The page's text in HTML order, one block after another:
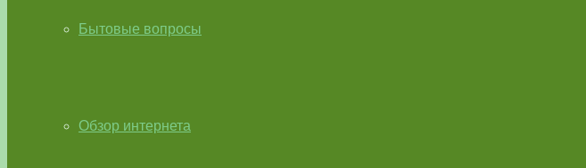
Бытовые вопросы
Обзор интернета